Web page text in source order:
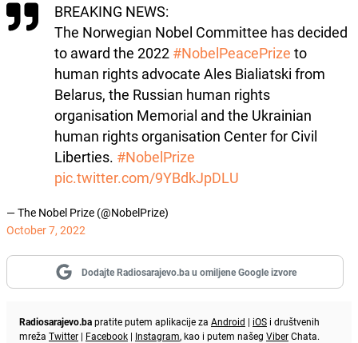
BREAKING NEWS:
The Norwegian Nobel Committee has decided
to award the 2022 #NobelPeacePrize to
human rights advocate Ales Bialiatski from
Belarus, the Russian human rights
organisation Memorial and the Ukrainian
human rights organisation Center for Civil
Liberties. #NobelPrize
pic.twitter.com/9YBdkJpDLU
— The Nobel Prize (@NobelPrize)
October 7, 2022
Dodajte Radiosarajevo.ba u omiljene Google izvore
Radiosarajevo.bapratite putem aplikacije za Android | iOS i društvenih
mreža Twitter | Facebook | Instagram, kao i putem našeg ViberChata.